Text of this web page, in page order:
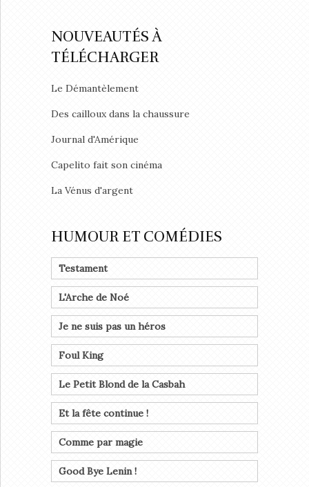
NOUVEAUTÉS À
TÉLÉCHARGER
Le Démantèlement
Des cailloux dans la chaussure
Journal d'Amérique
Capelito fait son cinéma
La Vénus d'argent
HUMOUR ET COMÉDIES
Testament
L'Arche de Noé
Je ne suis pas un héros
Foul King
Le Petit Blond de la Casbah
Et la fête continue !
Comme par magie
Good Bye Lenin !